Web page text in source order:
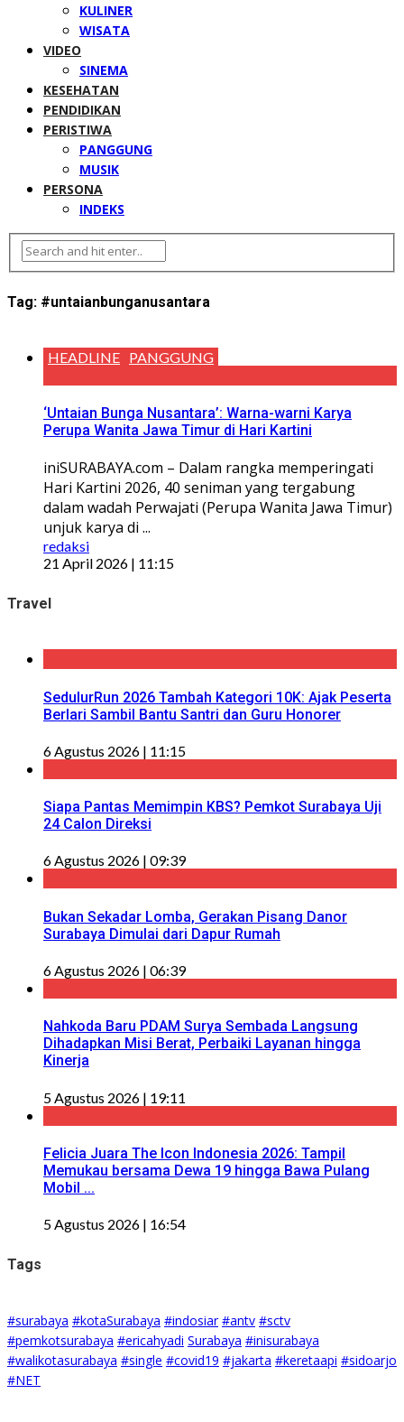
KULINER
WISATA
VIDEO
SINEMA
KESEHATAN
PENDIDIKAN
PERISTIWA
PANGGUNG
MUSIK
PERSONA
INDEKS
Tag: #untaianbunganusantara
HEADLINE PANGGUNG
‘Untaian Bunga Nusantara’: Warna-warni Karya
Perupa Wanita Jawa Timur di Hari Kartini
iniSURABAYA.com – Dalam rangka memperingati
Hari Kartini 2026, 40 seniman yang tergabung
dalam wadah Perwajati (Perupa Wanita Jawa Timur)
unjuk karya di ...
redaksi
21 April 2026 | 11:15
Travel
SedulurRun 2026 Tambah Kategori 10K: Ajak Peserta
Berlari Sambil Bantu Santri dan Guru Honorer
6 Agustus 2026 | 11:15
Siapa Pantas Memimpin KBS? Pemkot Surabaya Uji
24 Calon Direksi
6 Agustus 2026 | 09:39
Bukan Sekadar Lomba, Gerakan Pisang Danor
Surabaya Dimulai dari Dapur Rumah
6 Agustus 2026 | 06:39
Nahkoda Baru PDAM Surya Sembada Langsung
Dihadapkan Misi Berat, Perbaiki Layanan hingga
Kinerja
5 Agustus 2026 | 19:11
Felicia Juara The Icon Indonesia 2026: Tampil
Memukau bersama Dewa 19 hingga Bawa Pulang
Mobil ...
5 Agustus 2026 | 16:54
Tags
#surabaya #kotaSurabaya #indosiar #antv #sctv
#pemkotsurabaya #ericahyadi Surabaya #inisurabaya
#walikotasurabaya #single #covid19 #jakarta #keretaapi #sidoarjo
#NET